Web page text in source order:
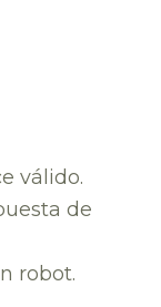
válido.
de
robot.